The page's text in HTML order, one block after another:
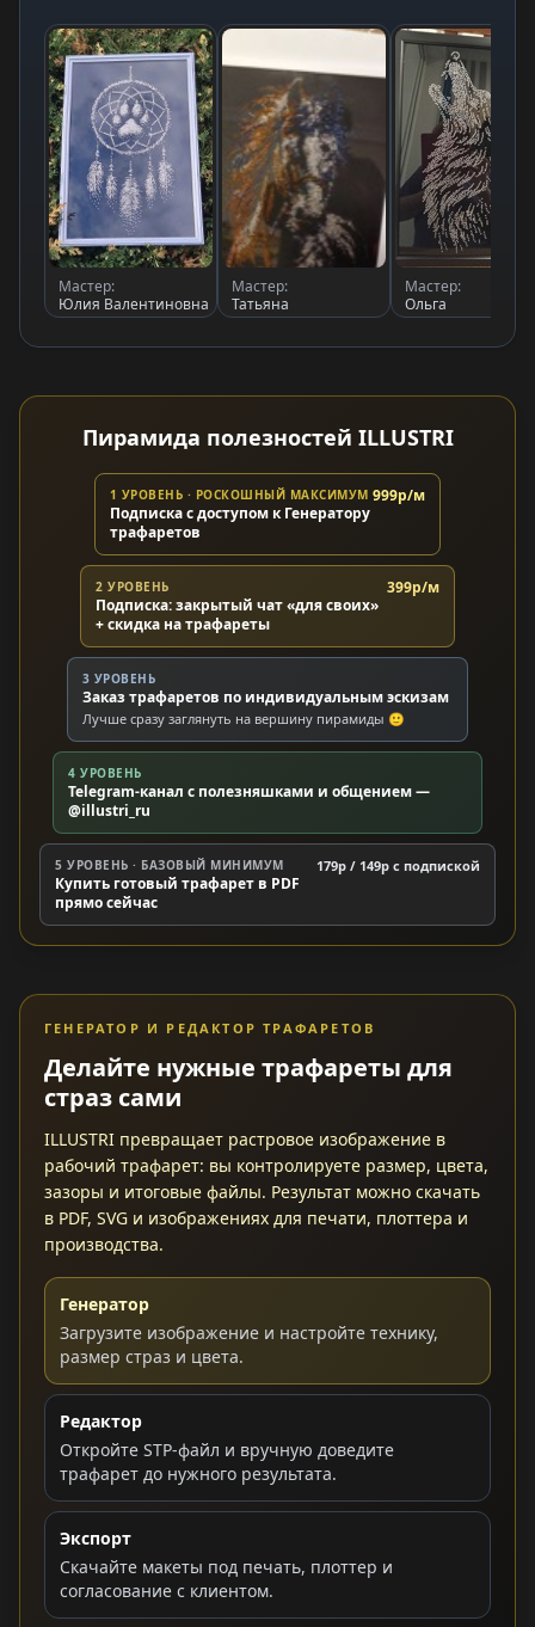
Мастер:
Юлия Валентиновна
Мастер:
Татьяна
Мастер:
Ольга
Пирамида полезностей ILLUSTRI
1 УРОВЕНЬ · РОСКОШНЫЙ МАКСИМУМ
Подписка с доступом к Генератору
трафаретов
999р/м
2 УРОВЕНЬ
Подписка: закрытый чат «для своих»
+ скидка на трафареты
399р/м
3 УРОВЕНЬ
Заказ трафаретов по индивидуальным эскизам
Лучше сразу заглянуть на вершину пирамиды 🙂
4 УРОВЕНЬ
Telegram-канал с полезняшками и общением —
@illustri_ru
5 УРОВЕНЬ · БАЗОВЫЙ МИНИМУМ
Купить готовый трафарет в PDF
прямо сейчас
179р / 149р c подпиской
ГЕНЕРАТОР И РЕДАКТОР ТРАФАРЕТОВ
Делайте нужные трафареты для
страз сами
ILLUSTRI превращает растровое изображение в
рабочий трафарет: вы контролируете размер, цвета,
зазоры и итоговые файлы. Результат можно скачать
в PDF, SVG и изображениях для печати, плоттера и
производства.
Генератор
Загрузите изображение и настройте технику,
размер страз и цвета.
Редактор
Откройте STP-файл и вручную доведите
трафарет до нужного результата.
Экспорт
Скачайте макеты под печать, плоттер и
согласование с клиентом.